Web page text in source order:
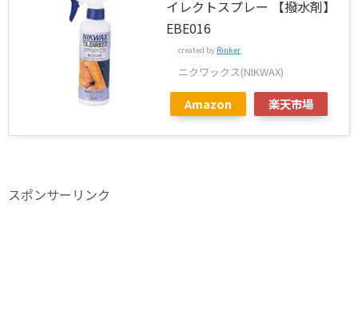
イレクトスプレー 【撥水剤】
EBE016
created by Rinker
ニクワックス(NIKWAX)
Amazon 楽天市場
スポンサーリンク